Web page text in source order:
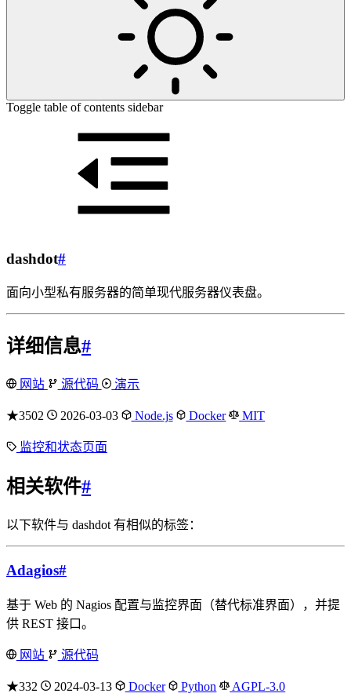
Toggle table of contents sidebar
dashdot#
面向小型私有服务器的简单现代服务器仪表盘。
详细信息#
网站 源代码 演示
★3502 2026-03-03 Node.js Docker MIT
监控和状态页面
相关软件#
以下软件与 dashdot 有相似的标签：
Adagios#
基于 Web 的 Nagios 配置与监控界面（替代标准界面），并提
供 REST 接口。
网站 源代码
★332 2024-03-13 Docker Python AGPL-3.0